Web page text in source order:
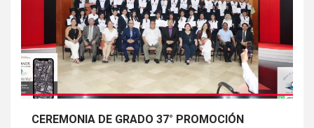
CEREMONIA DE GRADO 37° PROMOCIÓN